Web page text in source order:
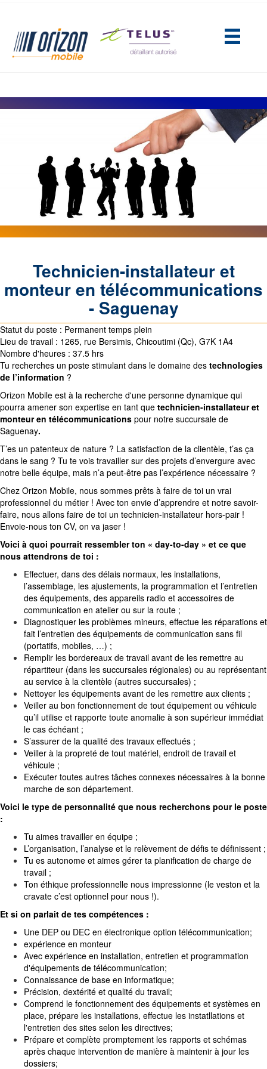
(opens in new tab)
Technicien-installateur et
monteur en télécommunications
- Saguenay
Statut du poste : Permanent temps plein
Lieu de travail : 1265, rue Bersimis, Chicoutimi (Qc), G7K 1A4
Nombre d'heures : 37.5 hrs
Tu recherches un poste stimulant dans le domaine des technologies
de l’information ?
Orizon Mobile est à la recherche d'une personne dynamique qui
pourra amener son expertise en tant que technicien-installateur et
monteur en télécommunications pour notre succursale de
Saguenay.
T’es un patenteux de nature ? La satisfaction de la clientèle, t’as ça
dans le sang ? Tu te vois travailler sur des projets d’envergure avec
notre belle équipe, mais n’a peut-être pas l’expérience nécessaire ?
Chez Orizon Mobile, nous sommes prêts à faire de toi un vrai
professionnel du métier ! Avec ton envie d’apprendre et notre savoir-
faire, nous allons faire de toi un technicien-installateur hors-pair !
Envoie-nous ton CV, on va jaser !
Voici à quoi pourrait ressembler ton « day-to-day » et ce que
nous attendrons de toi :
Effectuer, dans des délais normaux, les installations,
l’assemblage, les ajustements, la programmation et l’entretien
des équipements, des appareils radio et accessoires de
communication en atelier ou sur la route ;
Diagnostiquer les problèmes mineurs, effectue les réparations et
fait l’entretien des équipements de communication sans fil
(portatifs, mobiles, …) ;
Remplir les bordereaux de travail avant de les remettre au
répartiteur (dans les succursales régionales) ou au représentant
au service à la clientèle (autres succursales) ;
Nettoyer les équipements avant de les remettre aux clients ;
Veiller au bon fonctionnement de tout équipement ou véhicule
qu’il utilise et rapporte toute anomalie à son supérieur immédiat
le cas échéant ;
S’assurer de la qualité des travaux effectués ;
Veiller à la propreté de tout matériel, endroit de travail et
véhicule ;
Exécuter toutes autres tâches connexes nécessaires à la bonne
marche de son département.
Voici le type de personnalité que nous recherchons pour le poste
:
Tu aimes travailler en équipe ;
L’organisation, l’analyse et le relèvement de défis te définissent ;
Tu es autonome et aimes gérer ta planification de charge de
travail ;
Ton éthique professionnelle nous impressionne (le veston et la
cravate c’est optionnel pour nous !).
Et si on parlait de tes compétences :
Une DEP ou DEC en électronique option télécommunication;
expérience en monteur
Avec expérience en installation, entretien et programmation
d'équipements de télécommunication;
Connaissance de base en informatique;
Précision, dextérité et qualité du travail;
Comprend le fonctionnement des équipements et systèmes en
place, prépare les installations, effectue les instatllations et
l'entretien des sites selon les directives;
Prépare et complète promptement les rapports et schémas
après chaque intervention de manière à maintenir à jour les
dossiers;